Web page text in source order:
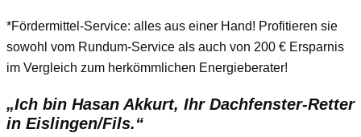
*Fördermittel-Service: alles aus einer Hand! Profitieren sie
sowohl vom Rundum-Service als auch von 200 € Ersparnis
im Vergleich zum herkömmlichen Energieberater!
„Ich bin Hasan Akkurt, Ihr Dachfenster-Retter
in Eislingen/Fils.“